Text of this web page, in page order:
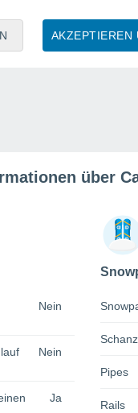
AKZEPTIEREN
über
Nein
Nein
Ja
Pipes
Rails